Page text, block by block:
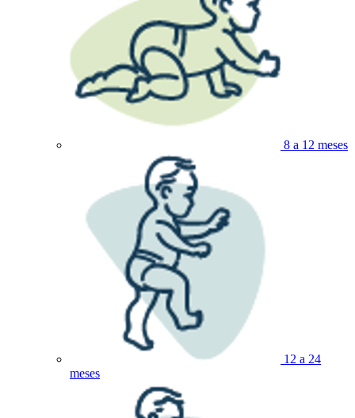
8 a 12 meses
12 a 24
meses